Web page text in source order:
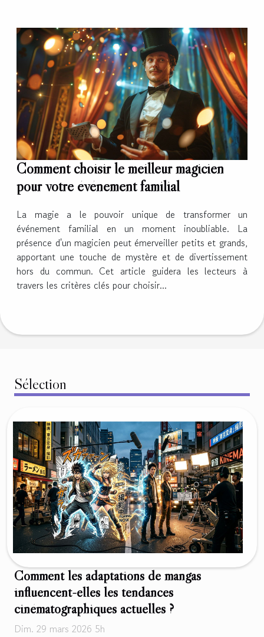
Comment choisir le meilleur magicien
pour votre événement familial
La magie a le pouvoir unique de transformer un
événement familial en un moment inoubliable. La
présence d'un magicien peut émerveiller petits et grands,
apportant une touche de mystère et de divertissement
hors du commun. Cet article guidera les lecteurs à
travers les critères clés pour choisir...
Sélection
Comment les adaptations de mangas
influencent-elles les tendances
cinématographiques actuelles ?
Dim. 29 mars 2026 5h